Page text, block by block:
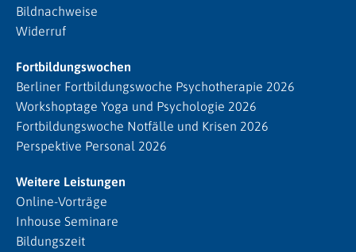
Bildnachweise
Widerruf
Fortbildungswochen
Berliner Fortbildungswoche Psychotherapie 2026
Workshoptage Yoga und Psychologie 2026
Fortbildungswoche Notfälle und Krisen 2026
Perspektive Personal 2026
Weitere Leistungen
Online-Vorträge
Inhouse Seminare
Bildungszeit